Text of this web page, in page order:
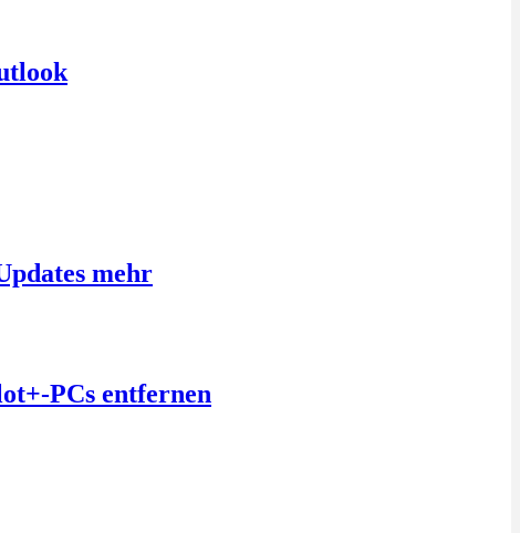
mehr
PCs entfernen